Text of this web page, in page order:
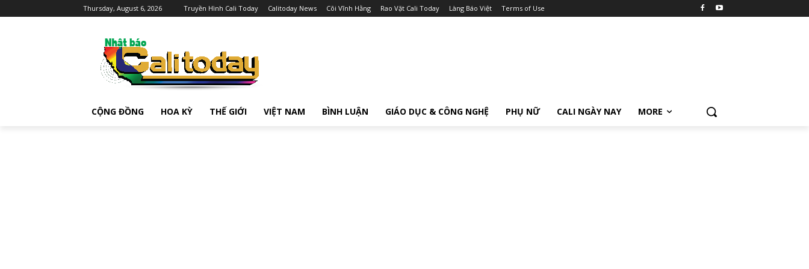
Thursday, August 6, 2026 Truyền Hình Cali Today Calitoday News Cõi Vĩnh Hằng Rao Vặt Cali Today Làng Báo Việt Terms of Use
CỘNG ĐỒNG HOA KỲ THẾ GIỚI VIỆT NAM BÌNH LUẬN GIÁO DỤC & CÔNG NGHỆ PHỤ NỮ CALI NGÀY NAY MORE